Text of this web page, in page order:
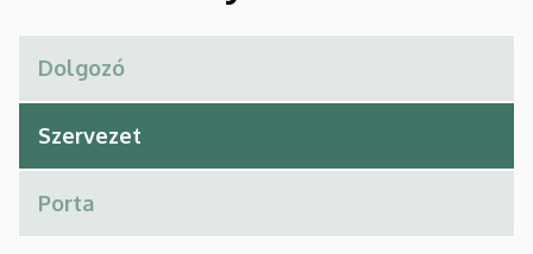
Egészségfejlesztési
Intézet